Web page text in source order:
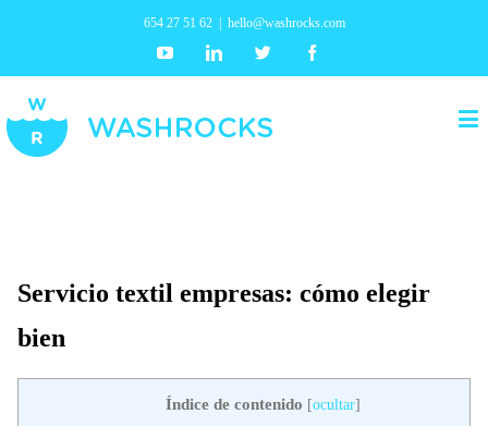
654 27 51 62 hello@washrocks.com
YoutubeLinkedin Twitter
Servicio textil empresas: cómo elegir
bien
Índice de contenido [ocultar]